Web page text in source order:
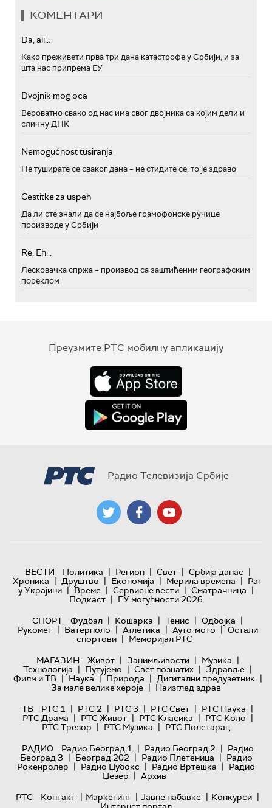
КОМЕНТАРИ
Da, ali...
Како преживети прва три дана катастрофе у Србији, и за
шта нас припрема ЕУ
Dvojnik mog oca
Вероватно свако од нас има свог двојника са којим дели и
сличну ДНК
Nemogućnost tusiranja
Не туширате се сваког дана – не стидите се, то је здраво
Cestitke za uspeh
Да ли сте знали да се најбоље грамофонске ручице
производе у Србији
Re: Eh...
Лесковачка спржа – производ са заштићеним географским
пореклом
Преузмите РТС мобилну апликацију
Радио Телевизија Србије
ВЕСТИ Политика | Регион | Свет | Србија данас |
Хроника | Друштво | Економија | Мерила времена | Рат
у Украјини | Време | Сервисне вести | Сматрачница |
Подкаст | ЕУ могућности 2026
СПОРТ
Фудбал | Кошарка | Тенис | Одбојка |
Рукомет | Ватерполо | Атлетика | Ауто-мото | Остали
спортови | Меморијал РТС
МАГАЗИН
Живот | Занимљивости | Музика |
Технологијa | Путујемо | Свет познатих | Здравље |
Филм и ТВ | Наука | Природа | Дигитални предузетник |
За мале велике хероје | Наизглед здрав
ТВ
РТС 1 | РТС 2 | РТС 3 | РТС Свет | РТС Наука |
РТС Драма | РТС Живот | РТС Класика | РТС Коло |
РТС Трезор | РТС Музика | РТС Полетарац
РАДИО
Радио Београд 1 | Радио Београд 2 | Радио
Београд 3 | Београд 202 | Радио Плетеница | Радио
Рокенролер | Радио Џубокс | Радио Вртешка | Радио
Џезер | Архив
РТС
Контакт | Маркетинг | Јавне набавке | Конкурси |